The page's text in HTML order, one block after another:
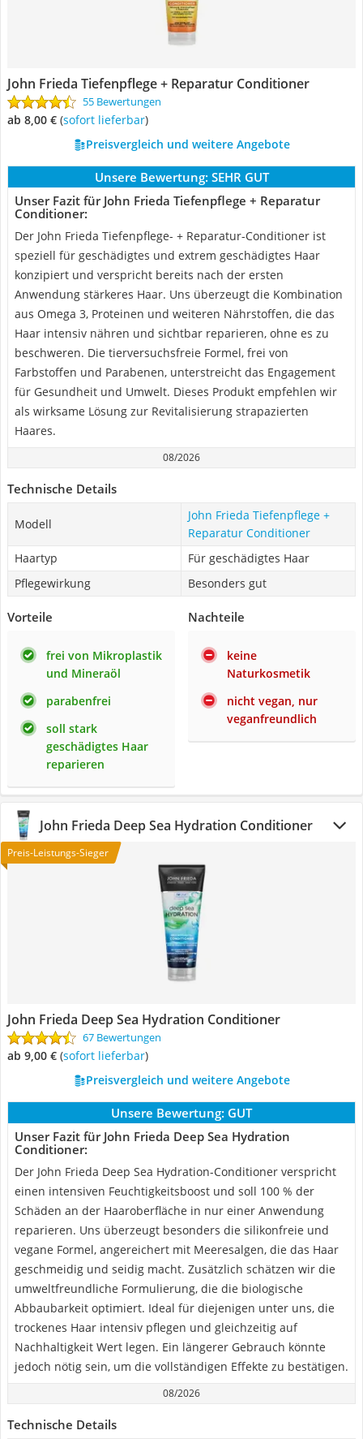
John Frieda Tiefenpflege + Reparatur Conditioner
55 Bewertungen
ab 8,00 € ( Sofort lieferbar)
Preisvergleich und weitere Angebote
Unsere Bewertung: SEHR GUT
Unser Fazit für John Frieda Tiefenpflege + Reparatur
Conditioner:
Der John Frieda Tiefenpflege- + Reparatur-Conditioner ist
speziell für geschädigtes und extrem geschädigtes Haar
konzipiert und verspricht bereits nach der ersten
Anwendung stärkeres Haar. Uns überzeugt die Kombination
aus Omega 3, Proteinen und weiteren Nährstoffen, die das
Haar intensiv nähren und sichtbar reparieren, ohne es zu
beschweren. Die tierversuchsfreie Formel, frei von
Farbstoffen und Parabenen, unterstreicht das Engagement
für Gesundheit und Umwelt. Dieses Produkt empfehlen wir
als wirksame Lösung zur Revitalisierung strapazierten
Haares.
08/2026
Technische Details
Modell
John Frieda Tiefenpflege +
Reparatur Conditioner
Haartyp
Für geschädigtes Haar
Pflegewirkung
Besonders gut
Vorteile
frei von Mikroplastik
und Mineraöl
parabenfrei
soll stark
geschädigtes Haar
reparieren
Nachteile
keine
Naturkosmetik
nicht vegan, nur
veganfreundlich
John Frieda Deep Sea Hydration Conditioner
Preis-Leistungs-Sieger
John Frieda Deep Sea Hydration Conditioner
67 Bewertungen
ab 9,00 € ( Sofort lieferbar)
Preisvergleich und weitere Angebote
Unsere Bewertung: GUT
Unser Fazit für John Frieda Deep Sea Hydration
Conditioner:
Der John Frieda Deep Sea Hydration-Conditioner verspricht
einen intensiven Feuchtigkeitsboost und soll 100 % der
Schäden an der Haaroberfläche in nur einer Anwendung
reparieren. Uns überzeugt besonders die silikonfreie und
vegane Formel, angereichert mit Meeresalgen, die das Haar
geschmeidig und seidig macht. Zusätzlich schätzen wir die
umweltfreundliche Formulierung, die die biologische
Abbaubarkeit optimiert. Ideal für diejenigen unter uns, die
trockenes Haar intensiv pflegen und gleichzeitig auf
Nachhaltigkeit Wert legen. Ein längerer Gebrauch könnte
jedoch nötig sein, um die vollständigen Effekte zu bestätigen.
08/2026
Technische Details